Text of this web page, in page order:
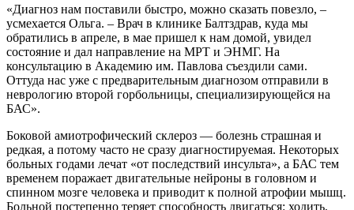
«Диагноз нам поставили быстро, можно сказать повезло, –
усмехается Ольга. – Врач в клинике Балтздрав, куда мы
обратились в апреле, в мае пришел к нам домой, увидел
состояние и дал направление на МРТ и ЭНМГ. На
консультацию в Академию им. Павлова съездили сами.
Оттуда нас уже с предварительным диагнозом отправили в
неврологию второй горбольницы, специализирующейся на
БАС».
Боковой амиотрофический склероз — болезнь страшная и
редкая, а потому часто не сразу диагностируемая. Некоторых
больных годами лечат «от последствий инсульта», а БАС тем
временем поражает двигательные нейроны в головном и
спинном мозге человека и приводит к полной атрофии мышц.
Больной постепенно теряет способность двигаться: ходить,